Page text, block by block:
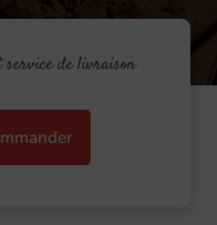
service de livraison